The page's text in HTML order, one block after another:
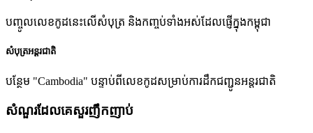
បញ្ចូលលេខកូដនេះលើសំបុត្រ និងកញ្ចប់ទាំងអស់ដែលផ្ញើក្នុងកម្ពុជា
សំបុត្រអន្តរជាតិ
បន្ថែម "Cambodia" បន្ទាប់ពីលេខកូដសម្រាប់ការដឹកជញ្ជូនអន្តរជាតិ
សំណួរដែលគេសួរញឹកញាប់